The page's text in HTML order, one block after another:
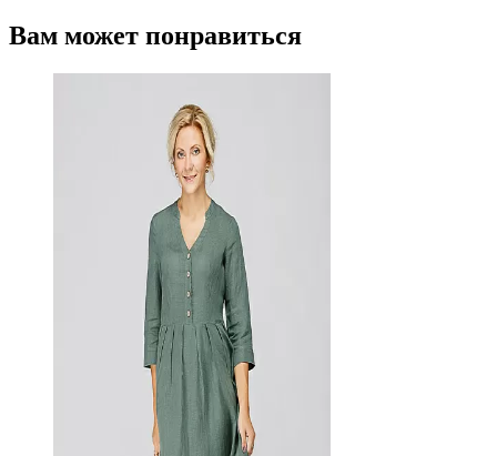
Вам может понравиться